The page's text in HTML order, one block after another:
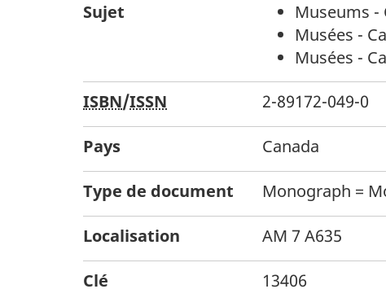
Sujet
Museums -
Musées -
Musées -
ISBN/ISSN 2-89172-049-0
Pays Canada
Type de document Monograph =
Localisation AM 7 A635
Clé 13406